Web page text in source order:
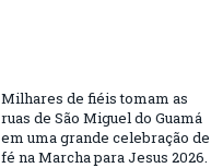
Milhares de fiéis tomam as
ruas de São Miguel do Guamá
em uma grande celebração de
fé na Marcha para Jesus 2026.